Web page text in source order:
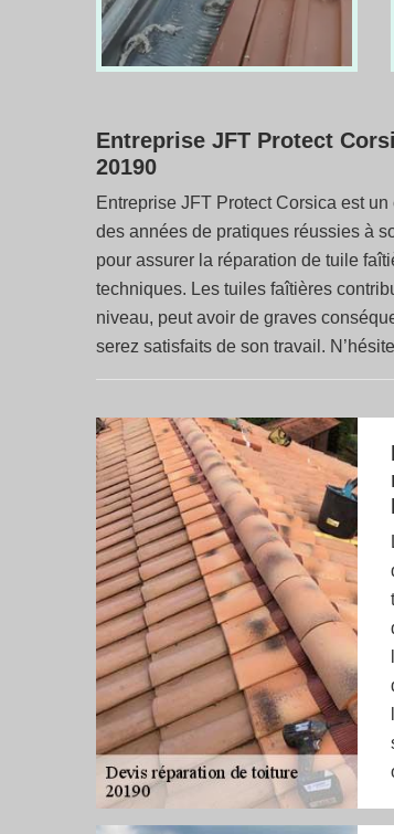
Entreprise JFT Protect
20190
Entreprise JFT Protect Corsica est
des années de pratiques réussies à
pour assurer la réparation de tuile
techniques. Les tuiles faîtières
niveau, peut avoir de graves
serez satisfaits de son travail.